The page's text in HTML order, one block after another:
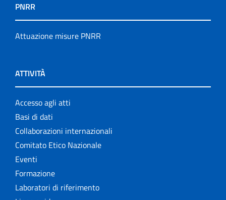
PNRR
Attuazione misure PNRR
ATTIVITÀ
Accesso agli atti
Basi di dati
Collaborazioni internazionali
Comitato Etico Nazionale
Eventi
Formazione
Laboratori di riferimento